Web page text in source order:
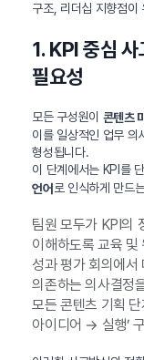
구조, 리더십 지향점이
1. KPI 중심
필요성
모든 구성원이 콘텐츠
이를 일상적인 업무 의
형성됩니다.
이 단계에서는 KPI를
언어로 인식하게 만드
팀원 모두가 KPI의
이해하도록 교육 및
성과 평가 회의에서
의존하는 의사결정
모든 콘텐츠 기획
아이디어 → 실행’